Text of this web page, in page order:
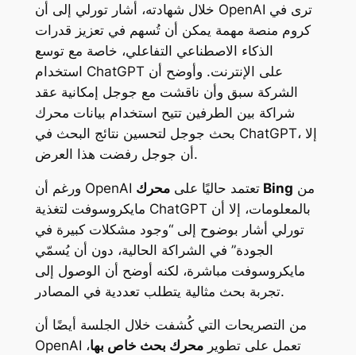
خلال شهادته، أشار تورلي إلى أن OpenAI ترى في
كروم منصة مهمة يمكن أن تُسهم في تعزيز قدرات
الذكاء الاصطناعي التفاعلي، خاصة مع توسع
استخدام ChatGPT على الإنترنت. وأوضح أن
الشركة سبق وأن ناقشت مع جوجل إمكانية عقد
شراكة بين الطرفين تتيح استخدام بيانات محرك
بحث جوجل لتحسين نتائج البحث في ChatGPT، إلا
أن جوجل رفضت هذا العرض.
ورغم أن OpenAI تعتمد حاليًا علىمحرك Bing
مايكروسوفت لتغذية ChatGPT بالمعلومات، إلا أن
تورلي أشار بوضوح إلى “وجود مشكلات كبيرة في
الجودة” في الشراكة الحالية، دون أن يُسمّي
مايكروسوفت مباشرة، لكنه أوضح أن الوصول إلى
تجربة بحث مثالية يتطلب تعددية في المصادر.
من التصريحات التي كُشفت خلال الجلسة أيضًا أن
OpenAI تعمل على تطويرمحرك بحث خاص بها،